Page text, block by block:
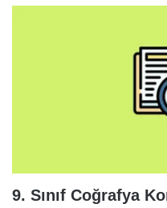
9. Sınıf Coğrafya